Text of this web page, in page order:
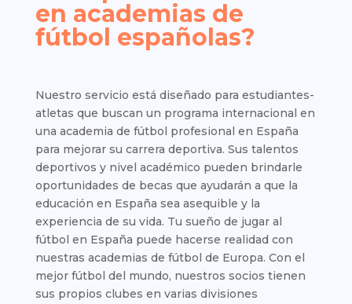
en academias de
fútbol españolas?
Nuestro servicio está diseñado para estudiantes-
atletas que buscan un programa internacional en
una academia de fútbol profesional en España
para mejorar su carrera deportiva. Sus talentos
deportivos y nivel académico pueden brindarle
oportunidades de becas que ayudarán a que la
educación en España sea asequible y la
experiencia de su vida. Tu sueño de jugar al
fútbol en España puede hacerse realidad con
nuestras academias de fútbol de Europa. Con el
mejor fútbol del mundo, nuestros socios tienen
sus propios clubes en varias divisiones